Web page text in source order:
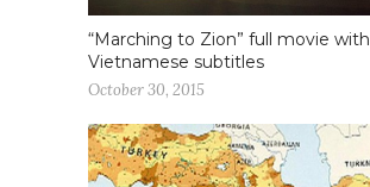
“Marching to Zion” full movie with
Vietnamese subtitles
October 30, 2015